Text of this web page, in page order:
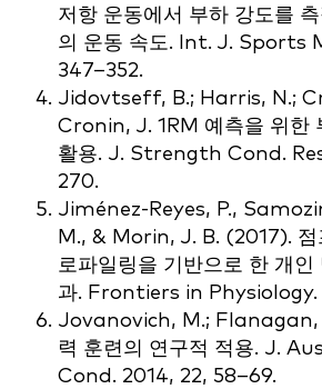
저항 운동에서 부하 강도를
의 운동 속도. Int. J. Sports
347–352.
Jidovtseff, B.; Harris, N.;
Cronin, J. 1RM 예측을 위한
활용. J. Strength Cond.
270.
Jiménez-Reyes, P.,
M., & Morin, J. B. (2017). 점
로파일링을 기반으로 한 개인
과. Frontiers in Physiology.
Jovanovich, M.; Flanagan,
력 훈련의 연구적 적용. J.
Cond. 2014, 22, 58–69.